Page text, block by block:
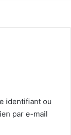
identifiant ou
par e-mail